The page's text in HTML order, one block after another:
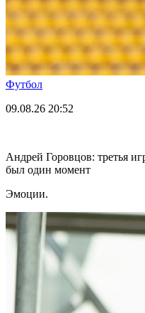
Футбол
09.08.26 20:52
Андрей Горовцов: третья
был один момент
Эмоции.